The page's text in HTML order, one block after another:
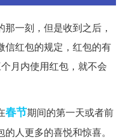
一刻，但是收到之后，
信红包的规定，红包的有
月内使用红包，就不会
春节期间的第一天或者前
人更多的喜悦和惊喜。